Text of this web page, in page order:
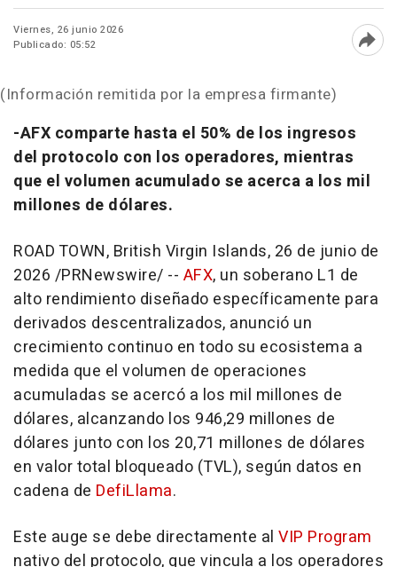
Viernes, 26 junio 2026
Publicado: 05:52
(Información remitida por la empresa firmante)
-AFX comparte hasta el 50% de los ingresos
del protocolo con los operadores, mientras
que el volumen acumulado se acerca a los mil
millones de dólares.
ROAD TOWN, British Virgin Islands, 26 de junio de
2026 /PRNewswire/ -- AFX, un soberano L1 de
alto rendimiento diseñado específicamente para
derivados descentralizados, anunció un
crecimiento continuo en todo su ecosistema a
medida que el volumen de operaciones
acumuladas se acercó a los mil millones de
dólares, alcanzando los 946,29 millones de
dólares junto con los 20,71 millones de dólares
en valor total bloqueado (TVL), según datos en
cadena de DefiLlama.
Este auge se debe directamente al VIP Program
nativo del protocolo, que vincula a los operadores